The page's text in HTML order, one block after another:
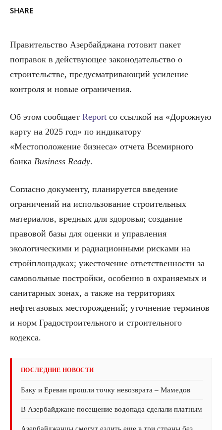
SHARE
Правительство Азербайджана готовит пакет
поправок в действующее законодательство о
строительстве, предусматривающий усиление
контроля и новые ограничения.
Об этом сообщает Report со ссылкой на «Дорожную
карту на 2025 год» по индикатору
«Местоположение бизнеса» отчета Всемирного
банка Business Ready.
Согласно документу, планируется введение
ограничений на использование строительных
материалов, вредных для здоровья; создание
правовой базы для оценки и управления
экологическими и радиационными рисками на
стройплощадках; ужесточение ответственности за
самовольные постройки, особенно в охраняемых и
санитарных зонах, а также на территориях
нефтегазовых месторождений; уточнение терминов
и норм Градостроительного и строительного
кодекса.
ПОСЛЕДНИЕ НОВОСТИ
Баку и Ереван прошли точку невозврата – Мамедов
В Азербайджане посещение водопада сделали платным
Азербайджанцы смогут ездить еще в три страны без